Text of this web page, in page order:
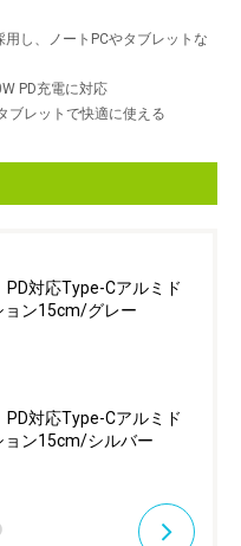
し、ノートPCやタブレットな
PD充電に対応
ブレットで快適に使える
PD対応Type-Cアルミド
ョン15cm/グレー
PD対応Type-Cアルミド
ョン15cm/シルバー